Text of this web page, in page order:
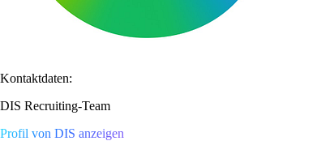
Kontaktdaten:
DIS Recruiting-Team
Profil von DIS anzeigen